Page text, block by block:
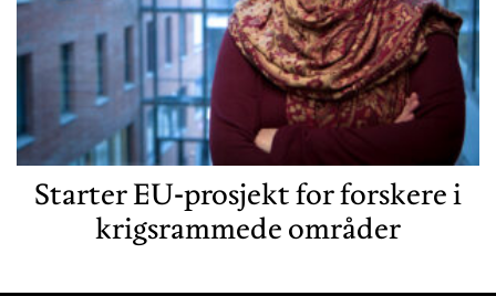
Starter EU-prosjekt for forskere i
krigsrammede områder